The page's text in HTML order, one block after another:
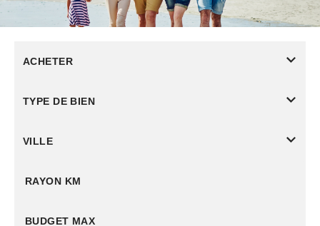
ACHETER
TYPE DE BIEN
VILLE
RAYON KM